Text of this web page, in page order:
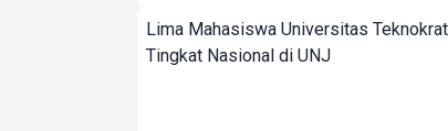
Lima Mahasiswa Universitas
Tingkat Nasional di UNJ